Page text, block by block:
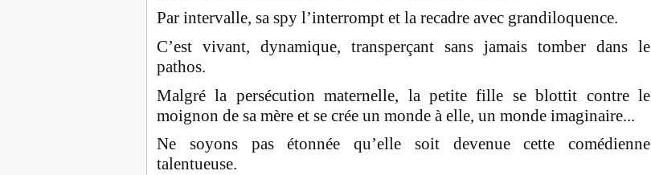
Par intervalle, sa spy l’interrompt et la recadre avec grandiloquence.
C’est vivant, dynamique, transperçant sans jamais tomber dans le
pathos.
Malgré la persécution maternelle, la petite fille se blottit contre le
moignon de sa mère et se crée un monde à elle, un monde imaginaire...
Ne soyons pas étonnée qu’elle soit devenue cette comédienne
talentueuse.